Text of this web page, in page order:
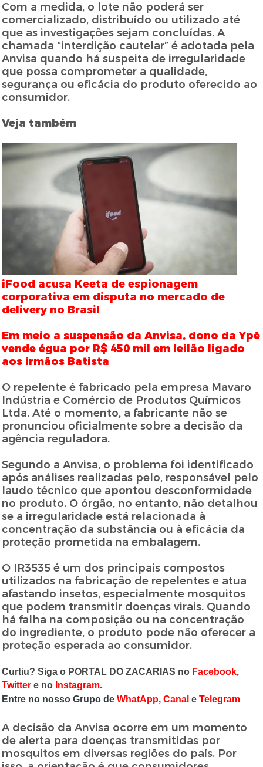
Com a medida, o lote não poderá ser
comercializado, distribuído ou utilizado até
que as investigações sejam concluídas. A
chamada “interdição cautelar” é adotada pela
Anvisa quando há suspeita de irregularidade
que possa comprometer a qualidade,
segurança ou eficácia do produto oferecido ao
consumidor.
Veja também
iFood acusa Keeta de espionagem
corporativa em disputa no mercado de
delivery no Brasil
Em meio a suspensão da Anvisa, dono da Ypê
vende égua por R$ 450 mil em leilão ligado
aos irmãos Batista
O repelente é fabricado pela empresa Mavaro
Indústria e Comércio de Produtos Químicos
Ltda. Até o momento, a fabricante não se
pronunciou oficialmente sobre a decisão da
agência reguladora.
Segundo a Anvisa, o problema foi identificado
após análises realizadas pelo, responsável pelo
laudo técnico que apontou desconformidade
no produto. O órgão, no entanto, não detalhou
se a irregularidade está relacionada à
concentração da substância ou à eficácia da
proteção prometida na embalagem.
O IR3535 é um dos principais compostos
utilizados na fabricação de repelentes e atua
afastando insetos, especialmente mosquitos
que podem transmitir doenças virais. Quando
há falha na composição ou na concentração
do ingrediente, o produto pode não oferecer a
proteção esperada ao consumidor.
Curtiu? Siga o PORTAL DO ZACARIAS no Facebook,
Twitter e no Instagram.
Entre no nosso Grupo deWhatApp,Canal eTelegram
A decisão da Anvisa ocorre em um momento
de alerta para doenças transmitidas por
mosquitos em diversas regiões do país. Por